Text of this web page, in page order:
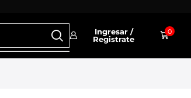
Ingresar /
Registrate
0